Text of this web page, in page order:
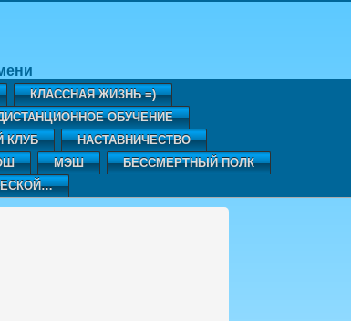
КЛАССНАЯ ЖИЗНЬ =)
ОБУЧЕНИЕ
КЛУБ
НАСТАВНИЧЕСТВО
МЭШ
БЕССМЕРТНЫЙ ПОЛК